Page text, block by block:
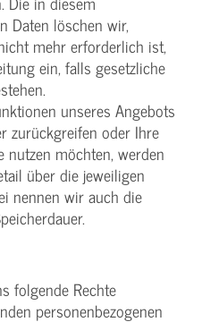
Daten löschen wir,
mehr erforderlich ist,
ein, falls gesetzliche
unseres Angebots
zurückgreifen oder Ihre
nutzen möchten, werden
über die jeweiligen
nennen wir auch die
folgende Rechte
personenbezogenen